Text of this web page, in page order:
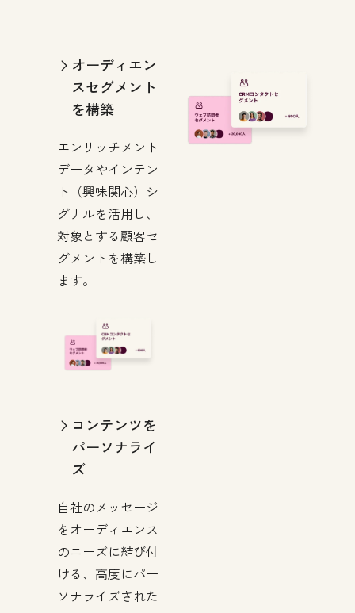
オーディエン
スセグメント
を構築
エンリッチメント
データやインテン
ト（興味関心）シ
グナルを活用し、
対象とする顧客セ
グメントを構築し
ます。
コンテンツを
パーソナライ
ズ
自社のメッセージ
をオーディエンス
のニーズに結び付
ける、高度にパー
ソナライズされた